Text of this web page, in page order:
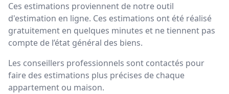
Ces estimations proviennent de notre outil
d'estimation en ligne. Ces estimations ont été réalisé
gratuitement en quelques minutes et ne tiennent pas
compte de l’état général des biens.
Les conseillers professionnels sont contactés pour
faire des estimations plus précises de chaque
appartement ou maison.